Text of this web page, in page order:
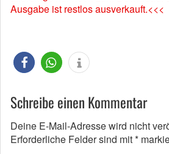
Ausgabe ist restlos ausverkauft.<<<
Schreibe einen Kommentar
Deine E-Mail-Adresse wird nicht
Erforderliche Felder sind mit*